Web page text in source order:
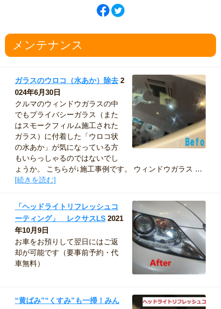
メンテナンス
ガラスのウロコ（水あか）除去 2
024年6月30日
クルマのウィンドウガラスの中
でもプライバシーガラス（また
はスモークフィルム施工された
ガラス）に付着した「ウロコ状
の水あか」が気になっている方
もいらっしゃるのではないでし
ょうか。 こちらが↓施工事例です。 ウィンドウガラス …
[続きを読む]
「ヘッドライトリフレッシュコ
ーティング」 レクサスLS 2021
年10月9日
お車をお預りして翌日にはご返
却が可能です（要事前予約・代
車無料）
“黄ばみ”“くすみ”も一掃！みん